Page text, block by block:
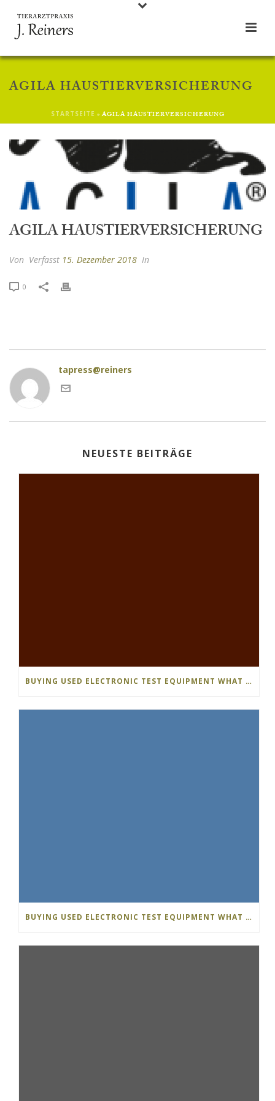
AGILA HAUSTIERVERSICHERUNG
STARTSEITE »AGILA HAUSTIERVERSICHERUNG
AGILA HAUSTIERVERSICHERUNG
Von Verfasst 15. Dezember 2018 In
0
tapress@reiners
NEUESTE BEITRÄGE
BUYING USED ELECTRONIC TEST EQUIPMENT WHAT S THE DIFFERENCE…
BUYING USED ELECTRONIC TEST EQUIPMENT WHAT S THE DIFFERENCE…